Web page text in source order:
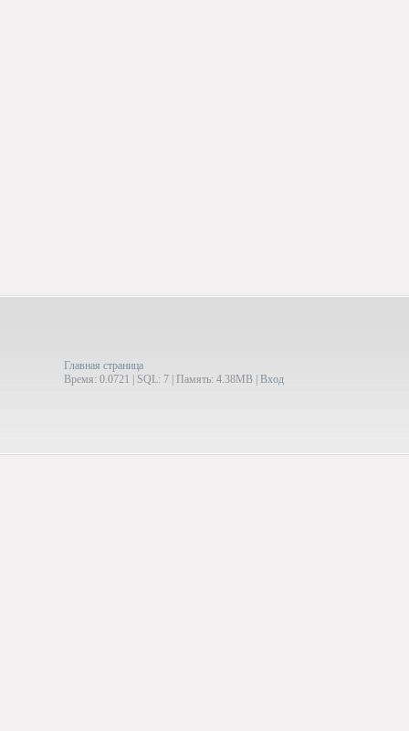
Главная страница
Время: 0.0721 | SQL: 7 | Память: 4.38MB Вход